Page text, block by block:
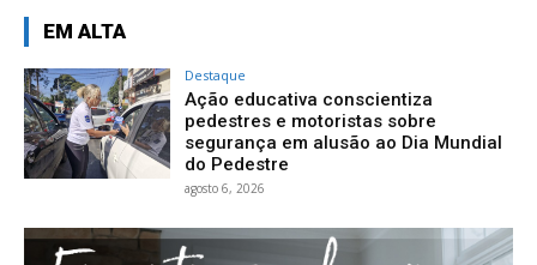
EM ALTA
Destaque
Ação educativa conscientiza
pedestres e motoristas sobre
segurança em alusão ao Dia Mundial
do Pedestre
agosto 6, 2026